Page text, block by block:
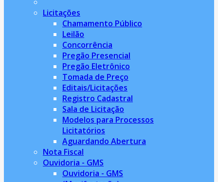
Licitações
Chamamento Público
Leilão
Concorrência
Pregão Presencial
Pregão Eletrônico
Tomada de Preço
Editais/Licitações
Registro Cadastral
Sala de Licitação
Modelos para Processos
Licitatórios
Aguardando Abertura
Nota Fiscal
Ouvidoria - GMS
Ouvidoria - GMS